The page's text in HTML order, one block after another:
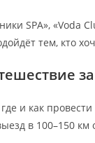
SPA», «Voda
тем, кто
и как
в 100–150 км